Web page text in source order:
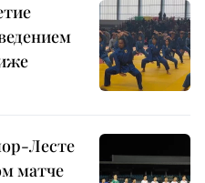
Лесте
матче